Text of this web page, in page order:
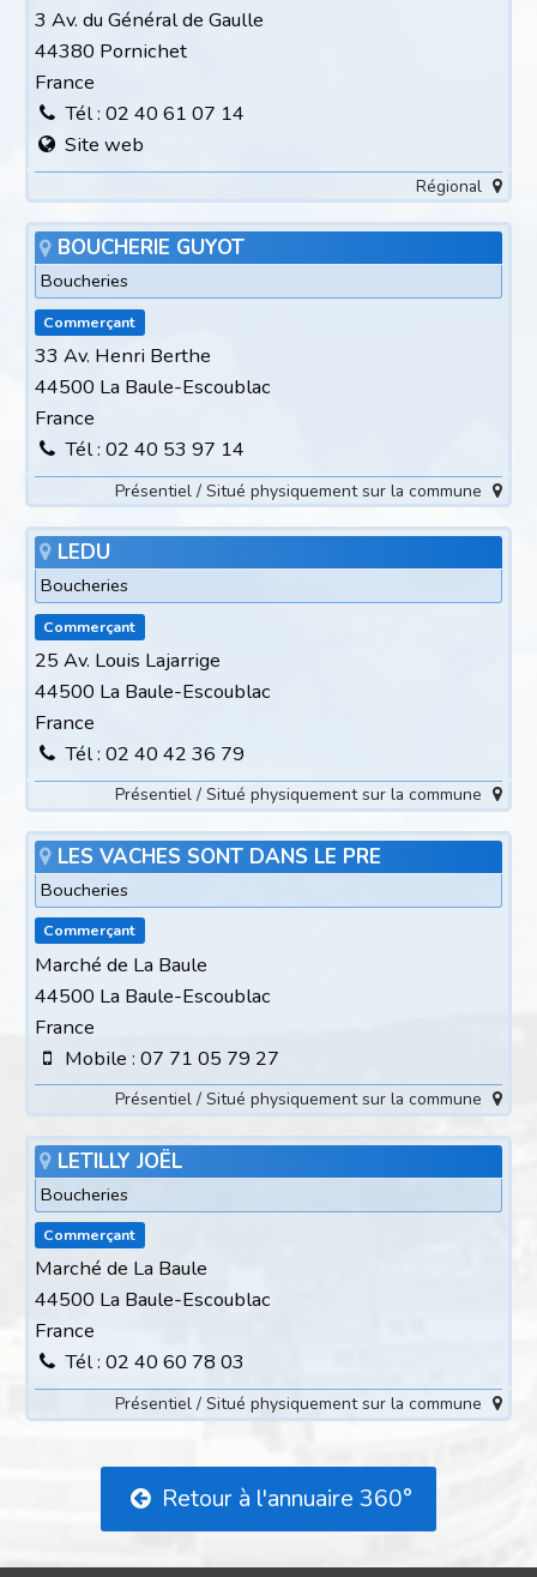
3 Av. du Général de Gaulle
44380 Pornichet
France
Tél : 02 40 61 07 14
Site web
Régional
BOUCHERIE GUYOT
Boucheries
Commerçant
33 Av. Henri Berthe
44500 La Baule-Escoublac
France
Tél : 02 40 53 97 14
Présentiel / Situé physiquement sur la commune
LEDU
Boucheries
Commerçant
25 Av. Louis Lajarrige
44500 La Baule-Escoublac
France
Tél : 02 40 42 36 79
Présentiel / Situé physiquement sur la commune
LES VACHES SONT DANS LE PRE
Boucheries
Commerçant
Marché de La Baule
44500 La Baule-Escoublac
France
Mobile : 07 71 05 79 27
Présentiel / Situé physiquement sur la commune
LETILLY JOËL
Boucheries
Commerçant
Marché de La Baule
44500 La Baule-Escoublac
France
Tél : 02 40 60 78 03
Présentiel / Situé physiquement sur la commune
Retour à l'annuaire 360°